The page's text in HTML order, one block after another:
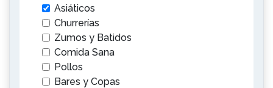
Asiáticos
Churrerías
Zumos y Batidos
Comida Sana
Pollos
Bares y Copas